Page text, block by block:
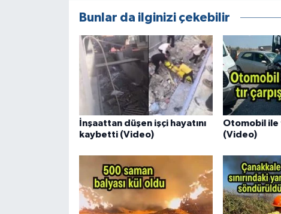
Bunlar da ilginizi çekebilir
İnşaattan düşen işçi hayatını
kaybetti (Video)
Otomobil ile
(Video)